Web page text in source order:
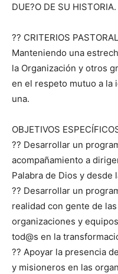
DUE?O DE SU HISTORIA.
?? CRITERIOS
Manteniendo una
la Organización y otros
en el respeto mutuo a la
una.
OBJETIVOS
?? Desarrollar un
acompañamiento a
Palabra de Dios y desde
?? Desarrollar un
realidad con gente de
organizaciones y
tod@s en la
?? Apoyar la presencia
y misioneros en las